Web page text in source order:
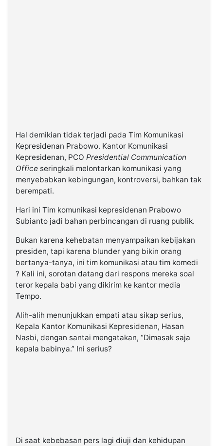
Hal demikian tidak terjadi pada Tim Komunikasi
Kepresidenan Prabowo. Kantor Komunikasi
Kepresidenan, PCO Presidential Communication
Office seringkali melontarkan komunikasi yang
menyebabkan kebingungan, kontroversi, bahkan tak
berempati.
Hari ini Tim komunikasi kepresidenan Prabowo
Subianto jadi bahan perbincangan di ruang publik.
Bukan karena kehebatan menyampaikan kebijakan
presiden, tapi karena blunder yang bikin orang
bertanya-tanya, ini tim komunikasi atau tim komedi
? Kali ini, sorotan datang dari respons mereka soal
teror kepala babi yang dikirim ke kantor media
Tempo.
Alih-alih menunjukkan empati atau sikap serius,
Kepala Kantor Komunikasi Kepresidenan, Hasan
Nasbi, dengan santai mengatakan, “Dimasak saja
kepala babinya.” Ini serius?
Di saat kebebasan pers lagi diuji dan kehidupan